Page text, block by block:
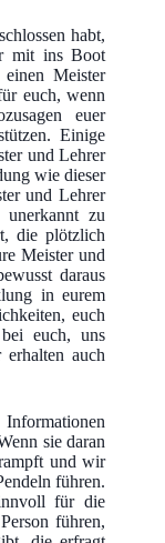
habt,
mit ins Boot
Meister
euch, wenn
euer
Einige
und Lehrer
wie dieser
und Lehrer
unerkannt zu
die plötzlich
Meister und
daraus
in eurem
euch
euch, uns
auch
sie daran
und wir
führen.
für die
führen,